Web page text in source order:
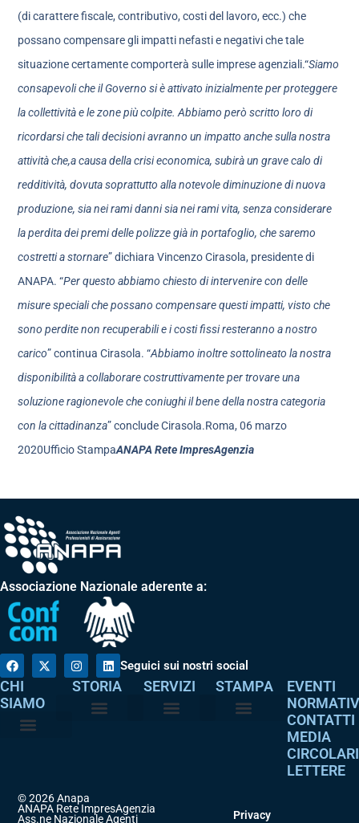
(di carattere fiscale, contributivo, costi del lavoro, ecc.) che
possano compensare gli impatti nefasti e negativi che tale
situazione certamente comporterà sulle imprese agenziali.“Siamo
consapevoli che il Governo si è attivato inizialmente per proteggere
la collettività e le zone più colpite. Abbiamo però scritto loro di
ricordarsi che tali decisioni avranno un impatto anche sulla nostra
attività che,a causa della crisi economica, subirà un grave calo di
redditività, dovuta soprattutto alla notevole diminuzione di nuova
produzione, sia nei rami danni sia nei rami vita, senza considerare
la perdita dei premi delle polizze già in portafoglio, che saremo
costretti a stornare” dichiara Vincenzo Cirasola, presidente di
ANAPA. “Per questo abbiamo chiesto di intervenire con delle
misure speciali che possano compensare questi impatti, visto che
sono perdite non recuperabili e i costi fissi resteranno a nostro
carico” continua Cirasola. “Abbiamo inoltre sottolineato la nostra
disponibilità a collaborare costruttivamente per trovare una
soluzione ragionevole che coniughi il bene della nostra categoria
con la cittadinanza” conclude Cirasola.Roma, 06 marzo
2020Ufficio StampaANAPA Rete ImpresAgenzia
Associazione Nazionale aderente a:
Seguici sui nostri social
CHI
SIAMO
STORIA SERVIZI STAMPA
EVENTI
CONTATTI
MEDIA
CIRCOLARI
LETTERE
© 2026 Anapa
ANAPA Rete ImpresAgenzia
Ass.ne Nazionale Agenti
Privacy